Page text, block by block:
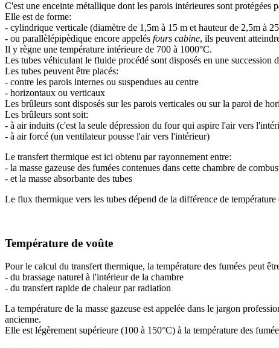
C'est une enceinte métallique dont les parois intérieures sont protégées
Elle est de forme:
- cylindrique verticale (diamètre de 1,5m à 15 m et hauteur de 2,5m à
- ou parallèlépipèdique encore appelés fours cabine, ils peuvent
Il y règne une température intérieure de 700 à 1000°C.
Les tubes véhiculant le fluide procédé sont disposés en une
Les tubes peuvent être placés:
- contre les parois internes ou suspendues au centre
- horizontaux ou verticaux
Les brûleurs sont disposés sur les parois verticales ou sur la paroi de
Les brûleurs sont soit:
- à air induits (c'est la seule dépression du four qui aspire l'air vers
- à air forcé (un ventilateur pousse l'air vers l'intérieur)
Le transfert thermique est ici obtenu par rayonnement entre:
- la masse gazeuse des fumées contenues dans cette chambre de
- et la masse absorbante des tubes
Le flux thermique vers les tubes dépend de la différence de
Température de voûte
Pour le calcul du transfert thermique, la température des fumées peut
- du brassage naturel à l'intérieur de la chambre
- du transfert rapide de chaleur par radiation
La température de la masse gazeuse est appelée dans le jargon
ancienne.
Elle est légèrement supérieure (100 à 150°C) à la température des